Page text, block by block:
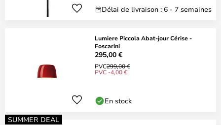
Délai de livraison : 6 - 7 semaines
Lumiere Piccola Abat-jour Cérise -
Foscarini
295,00 €
PVC299,00 €
PVC -4,00 €
En stock
SUMMER DEAL